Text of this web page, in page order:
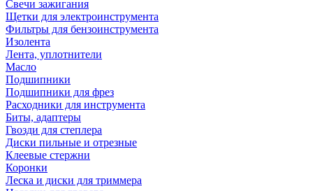
Свечи зажигания
Щетки для электроинструмента
Фильтры для бензоинструмента
Изолента
Лента, уплотнители
Масло
Подшипники
Подшипники для фрез
Расходники для инструмента
Биты, адаптеры
Гвозди для степлера
Диски пильные и отрезные
Клеевые стержни
Коронки
Леска и диски для триммера